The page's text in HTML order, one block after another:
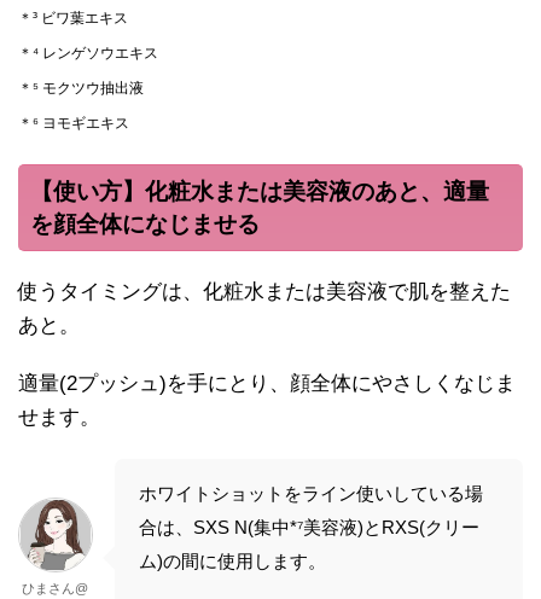
＊³ ビワ葉エキス
＊⁴ レンゲソウエキス
＊⁵ モクツウ抽出液
＊⁶ ヨモギエキス
【使い方】化粧水または美容液のあと、適量
を顔全体になじませる
使うタイミングは、化粧水または美容液で肌を整えた
あと。
適量(2プッシュ)を手にとり、顔全体にやさしくなじま
せます。
ひまさん@
ホワイトショットをライン使いしている場
合は、SXS N(集中*⁷美容液)とRXS(クリー
ム)の間に使用します。